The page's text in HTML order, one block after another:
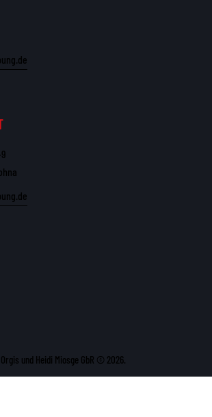
Orgis und Heidi Miosge GbR © 2026.